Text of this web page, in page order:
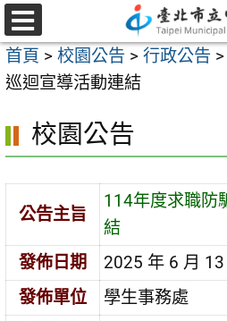
跳
至
主
要
容
選
單
首頁 > 校園公告 > 行政公告 >
巡迴宣導活動連結
校園公告
公告主旨
114年度求職防
結
發佈日期
2025 年 6 月 13
發佈單位
學生事務處